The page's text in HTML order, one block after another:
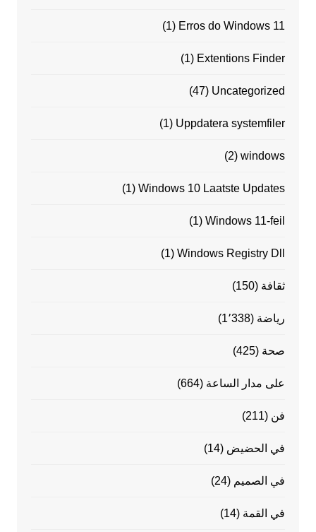
Erros do Windows 11
(1)
Extentions Finder
(1)
Uncategorized
(47)
Uppdatera systemfiler
(1)
windows
(2)
Windows 10 Laatste Updates
(1)
Windows 11-feil
(1)
Windows Registry Dll
(1)
ثقافة (150)
رياضة (1٬338)
صحة (425)
على مدار الساعة (664)
فن (211)
في الحضيض (14)
في الصميم (24)
في القمة (14)